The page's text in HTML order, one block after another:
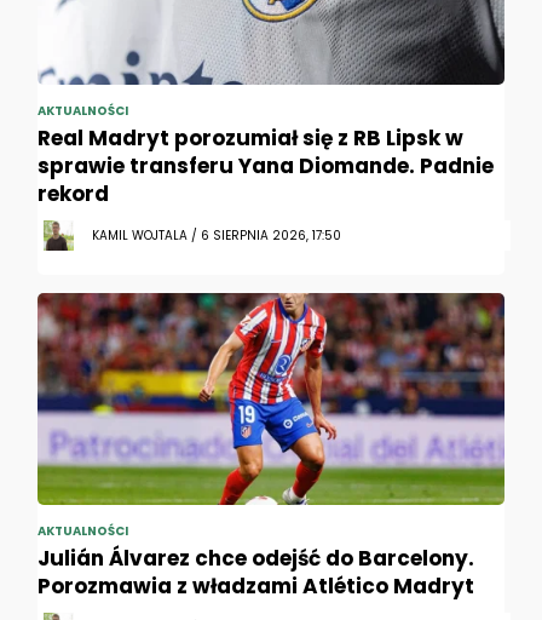
AKTUALNOŚCI
Real Madryt porozumiał się z RB Lipsk w
sprawie transferu Yana Diomande. Padnie
rekord
KAMIL WOJTALA / 6 SIERPNIA 2026, 17:50
AKTUALNOŚCI
Julián Álvarez chce odejść do Barcelony.
Porozmawia z władzami Atlético Madryt